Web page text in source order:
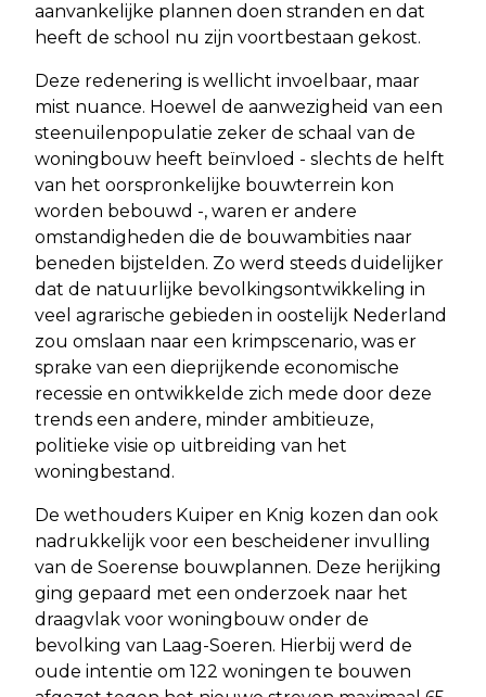
aanvankelijke plannen doen stranden en dat
heeft de school nu zijn voortbestaan gekost.
Deze redenering is wellicht invoelbaar, maar
mist nuance. Hoewel de aanwezigheid van een
steenuilenpopulatie zeker de schaal van de
woningbouw heeft beïnvloed - slechts de helft
van het oorspronkelijke bouwterrein kon
worden bebouwd -, waren er andere
omstandigheden die de bouwambities naar
beneden bijstelden. Zo werd steeds duidelijker
dat de natuurlijke bevolkingsontwikkeling in
veel agrarische gebieden in oostelijk Nederland
zou omslaan naar een krimpscenario, was er
sprake van een dieprijkende economische
recessie en ontwikkelde zich mede door deze
trends een andere, minder ambitieuze,
politieke visie op uitbreiding van het
woningbestand.
De wethouders Kuiper en Kӧnig kozen dan ook
nadrukkelijk voor een bescheidener invulling
van de Soerense bouwplannen. Deze herijking
ging gepaard met een onderzoek naar het
draagvlak voor woningbouw onder de
bevolking van Laag-Soeren. Hierbij werd de
oude intentie om 122 woningen te bouwen